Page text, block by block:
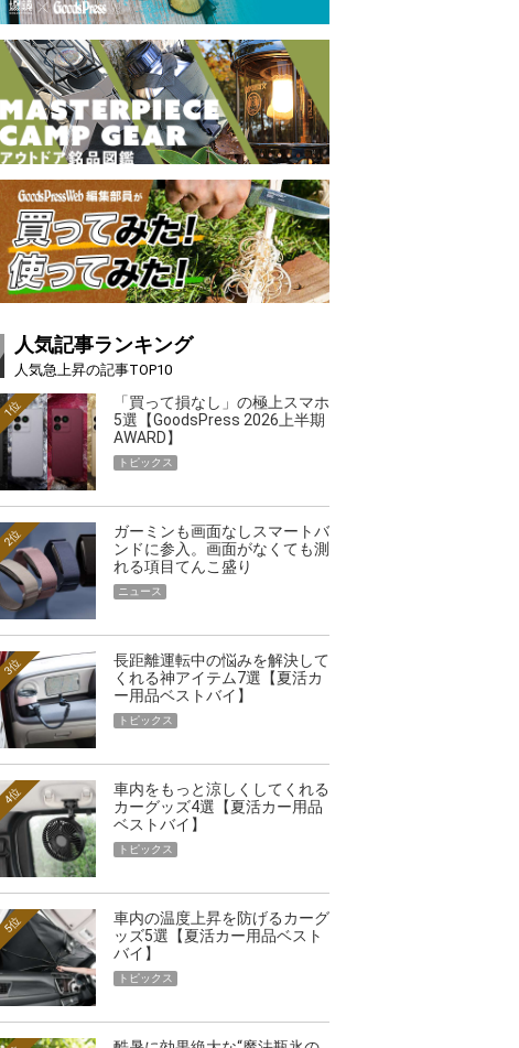
人気記事ランキング
人気急上昇の記事TOP10
「買って損なし」の極上スマホ
5選【GoodsPress 2026上半期
AWARD】
1位
トピックス
ガーミンも画面なしスマートバ
ンドに参入。画面がなくても測
れる項目てんこ盛り
2位
ニュース
長距離運転中の悩みを解決して
くれる神アイテム7選【夏活カ
ー用品ベストバイ】
3位
トピックス
車内をもっと涼しくしてくれる
カーグッズ4選【夏活カー用品
ベストバイ】
4位
トピックス
車内の温度上昇を防げるカーグ
ッズ5選【夏活カー用品ベスト
バイ】
5位
トピックス